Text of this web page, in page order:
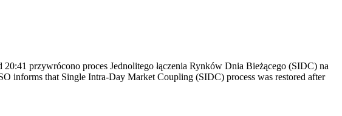
przywrócono proces Jednolitego łączenia Rynków Dnia Bieżącego (SIDC) na
informs that Single Intra-Day Market Coupling (SIDC) process was restored after